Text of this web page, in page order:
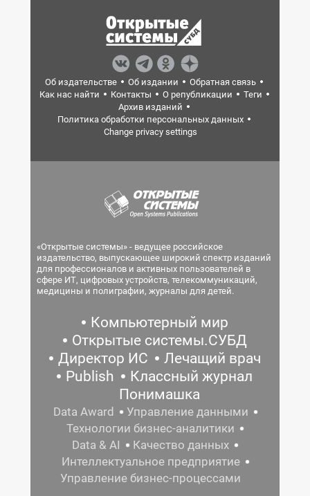
Об издательстве Об издании
Обратная связь
Как нас найти
Контакты О републикации
Теги
Архив изданий
Политика обработки персональных данных
Change privacy settings
«Открытые системы» - ведущее российское
издательство, выпускающее широкий спектр изданий
для профессионалов и активных пользователей в
сфере ИТ, цифровых устройств, телекоммуникаций,
медицины и полиграфии, журналы для детей.
Компьютерный мир
Открытые системы.СУБД
Директор ИС
Лечащий врач
Publish
Классный журнал
Понимашка
Data Award
Управление данными
Технологии бизнес-аналитики
Data & AI
Качество данных
Интеллектуальное предприятие
Управление бизнес-процессами